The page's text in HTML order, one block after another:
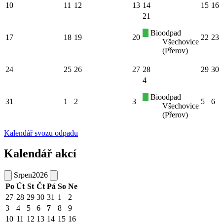
10 11 12 13 14 15 16
17 18 19 20
21
Bioodpad
Všechovice
(Přerov)
22 23
24 25 26 27 28 29 30
31 1 2 3
4
Bioodpad
Všechovice
(Přerov)
5 6
Kalendář svozu odpadu
Kalendář akcí
Srpen2026
Po Út St Čt Pá So Ne
27 28 29 30 31 1
2
3
4 5 6 7 8
9
10 11 12 13 14 15 16